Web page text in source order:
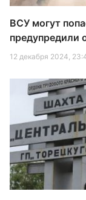
ВСУ могут
предупредили
12 декабря 2024,